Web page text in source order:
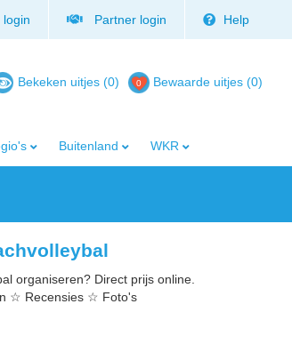
login Partner login Help
Bekeken uitjes (0) Bewaarde uitjes (0)
Buitenland WKR
organiseren? Direct prijs online.
☆ Recensies ☆ Foto's